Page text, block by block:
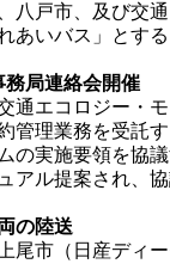
戸市、及び交
あいバス」とす
務局連絡会開催
エコロジー・
管理業務を受託
の実施要領を協
アル提案され、
の陸送
市（日産ディ